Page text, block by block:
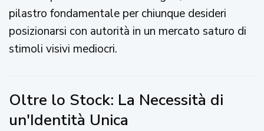
pilastro fondamentale per chiunque desideri
posizionarsi con autorità in un mercato saturo di
stimoli visivi mediocri.
Oltre lo Stock: La Necessità di
un'Identità Unica